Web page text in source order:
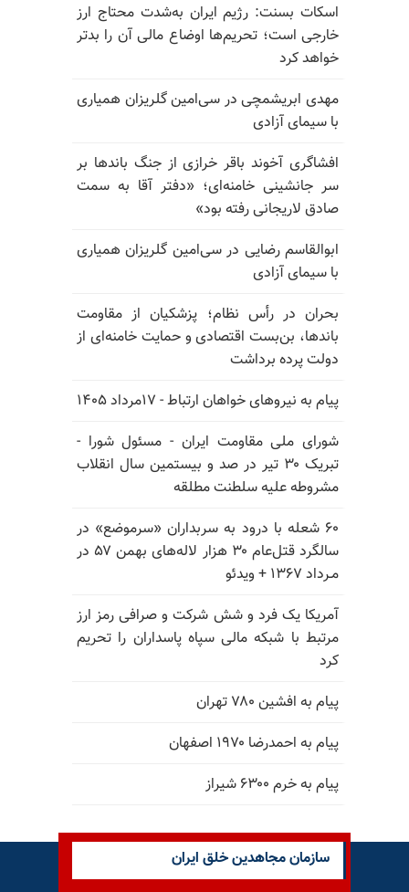
اسکات بسنت: رژیم ایران به‌شدت محتاج ارز
خارجی است؛ تحریم‌ها اوضاع مالی آن را بدتر
خواهد کرد
مهدی ابریشمچی در سی‌امین گلریزان همیاری
با سیمای آزادی
افشاگری آخوند باقر خرازی از جنگ باندها بر
سر جانشینی خامنه‌ای؛ «دفتر آقا به سمت
صادق لاریجانی رفته بود»
ابوالقاسم رضایی در سی‌امین گلریزان همیاری
با سیمای آزادی
بحران در رأس نظام؛ پزشکیان از مقاومت
باندها، بن‌بست اقتصادی و حمایت خامنه‌ای از
دولت پرده برداشت
پیام به نیروهای خواهان ارتباط - ۱۷مرداد ۱۴۰۵
شورای ملی مقاومت ایران - مسئول شورا -
تبریک ۳۰ تیر در صد و بیستمین سال انقلاب
مشروطه علیه سلطنت مطلقه
۶۰ شعله با درود به سربداران «سرموضع» در
سالگرد قتل‌عام ۳۰ هزار لاله‌های بهمن ۵۷ در
مـرداد ۱۳۶۷ + ویدئو
آمریکا یک فرد و شش شرکت و صرافی رمز ارز
مرتبط با شبکه مالی سپاه پاسداران را تحریم
کرد
پیام به افشین ۷۸۰ تهران
پیام به احمدرضا ۱۹۷۰ اصفهان
پیام به خرم ۶۳۰۰ شیراز
سازمان مجاهدین خلق ایران